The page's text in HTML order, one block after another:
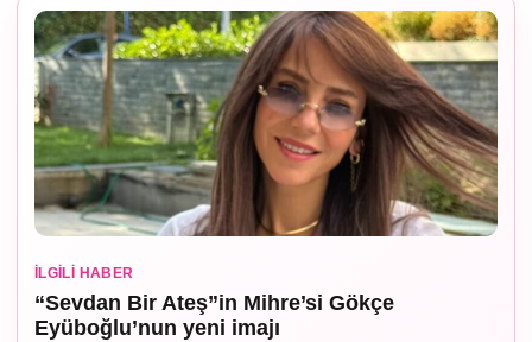
İLGILI HABER
“Sevdan Bir Ateş”in Mihre’si Gökçe
Eyüboğlu’nun yeni imajı